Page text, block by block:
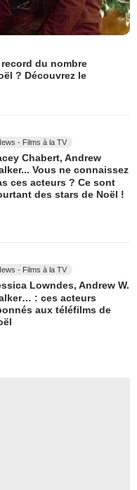
du nombre
? Découvrez le
- Films à la TV
Chabert, Andrew
Vous ne connaissez
ces acteurs ? Ce sont
des stars de Noël !
- Films à la TV
Lowndes, Andrew W.
: ces acteurs
aux téléfilms de